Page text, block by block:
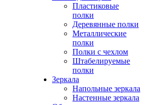
Пластиковые
полки
Деревянные полки
Металлические
полки
Полки с чехлом
Штабелируемые
полки
Зеркала
Напольные зеркала
Настенные зеркала